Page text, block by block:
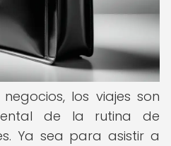
los viajes son
de la rutina de
Ya sea para asistir a